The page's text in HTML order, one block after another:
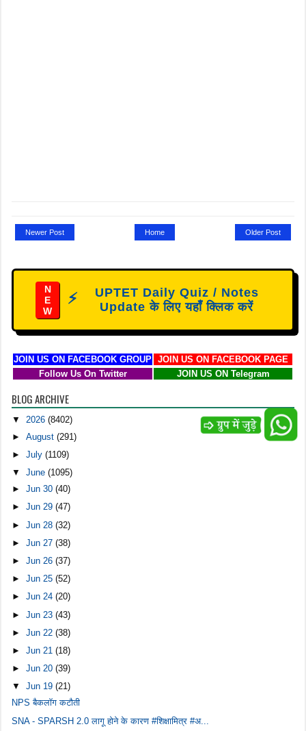
Newer Post Older Post
Home
N
E
W
⚡
UPTET Daily Quiz / Notes
Update के लिए यहाँ क्लिक करें
JOIN US ON FACEBOOK GROUP
JOIN US ON FACEBOOK PAGE
Follow Us On Twitter
JOIN US ON Telegram
BLOG ARCHIVE
▼2026(8402)
►August(291)
►July(1109)
▼June(1095)
►Jun 30(40)
►Jun 29(47)
►Jun 28(32)
►Jun 27(38)
►Jun 26(37)
►Jun 25(52)
►Jun 24(20)
►Jun 23(43)
►Jun 22(38)
►Jun 21(18)
►Jun 20(39)
▼Jun 19(21)
NPS बैकलॉग कटौती
SNA - SPARSH 2.0 लागू होने के कारण #शिक्षामित्र #अ...